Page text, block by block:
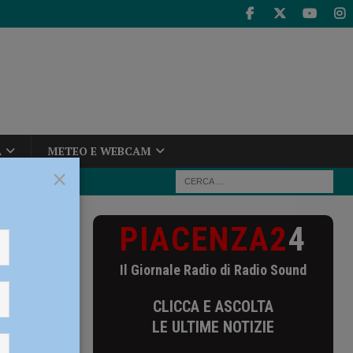
METEO E WEBCAM
PIACENZA24
Il Giornale Radio di Radio Sound
CLICCA E ASCOLTA
LE ULTIME NOTIZIE
×